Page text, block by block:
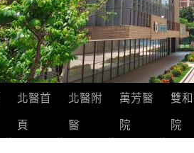
北醫首
頁
北醫附
醫
萬芳醫
院
雙
院